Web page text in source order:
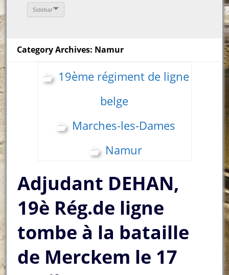
Sidebar
Category Archives: Namur
19ème régiment de ligne
belge
Marches-les-Dames
Namur
Adjudant DEHAN,
19è Rég.de ligne
tombe à la bataille
de Merckem le 17